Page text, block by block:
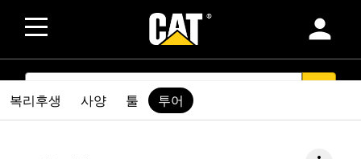
person
SEARCH
복리후생 사양 툴 투어